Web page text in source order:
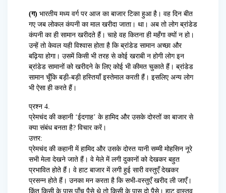
(ग) भारतीय मध्य वर्ग पर आज का बाजार टिका हुआ है। वह दिन बीत
गए जब लोकल कंपनी का माल खरीदा जाता। था। अब तो लोग ब्रांडेड
कंपनी का ही सामान खरीदते हैं। चाहे वह कितना ही महँगा क्यों न हो।
उन्हें तो केवल यही विश्वास होता है कि ब्रांडेड सामान अच्छा और
बढ़िया होगा। उसमें किसी भी तरह से कोई खराबी न होगी लोग इन
ब्रांडेड सामानों को खरीदने के लिए कोई भी कीमत चुकाते हैं। ब्रांडेड
सामान चूँकि बड़ी-बड़ी हस्तियाँ इस्तेमाल करती हैं। इसलिए अन्य लोग
भी ऐसा ही करते हैं।
प्रश्न 4.
प्रेमचंद की कहानी ‘ईदगाह’ के हामिद और उसके दोस्तों का बाजार से
क्या संबंध बनता है? विचार करें।
उत्तर:
प्रेमचंद की कहानी में हामिद और उसके दोस्त यानी सम्मी मोहसिन नूरे
सभी मेला देखने जाते हैं। वे मेले में लगी दुकानों को देखकर बहुत
प्रभावित होते हैं। वे हाट बाजार में लगी हुई सारी वस्तुएँ देखकर
प्रसन्न होते हैं। उनका मन करता है कि सभी-वस्तुएँ खरीद ली जाएँ।
किंतु किसी के पास पाँच पैसे थे तो किसी के पास दो पैसे। हाट वास्तव